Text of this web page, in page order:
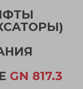
GN 817.3